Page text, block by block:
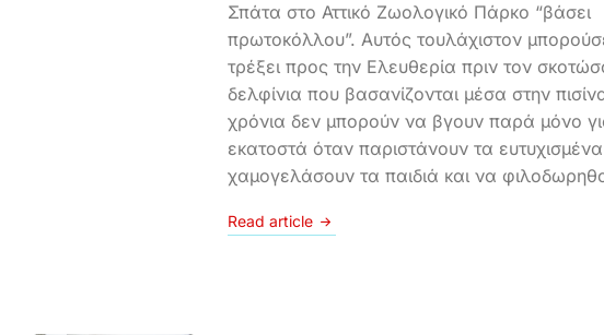
Σπάτα στο Αττικό Ζωολογικό Πάρκο “βάσει
πρωτοκόλλου”. Αυτός τουλάχιστον
τρέξει προς την Ελευθερία πριν τον
δελφίνια που βασανίζονται μέσα στην
χρόνια δεν μπορούν να βγουν παρά μόνο
εκατοστά όταν παριστάνουν τα
χαμογελάσουν τα παιδιά και να
Read article